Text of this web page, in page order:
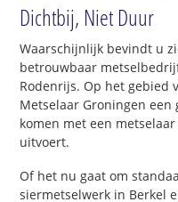
Dichtbij, Niet Duur
Waarschijnlijk bevindt u
betrouwbaar
Rodenrijs. Op het gebied
Metselaar Groningen
komen met een
uitvoert.
Of het nu gaat om
siermetselwerk in Berkel